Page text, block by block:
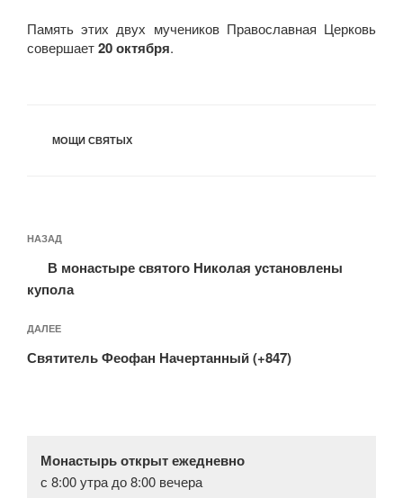
Память этих двух мучеников Православная Церковь
совершает20 октября.
РУБРИКИ
МОЩИ СВЯТЫХ
по
записям
Предыдущая
запись:
НАЗАД
В монастыре святого Николая установлены
купола
Следующая
запись
ДАЛЕЕ
Святитель Феофан Начертанный (+847)
Монастырь открыт ежедневно
с 8:00 утра до 8:00 вечера